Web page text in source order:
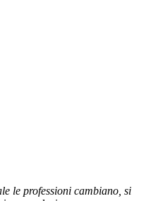
le professioni cambiano, si